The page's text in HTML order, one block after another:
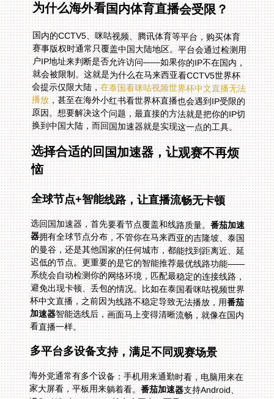
为什么海外看国内体育直播会受限？
国内的CCTV5、咪咕视频、腾讯体育等平台，购买体育
赛事版权时通常只覆盖中国大陆地区。平台会通过检测用
户IP地址来判断是否允许访问——如果你的IP不在国内，
就会被限制。这就是为什么在马来西亚看CCTV5世界杯
会提示仅限大陆，在泰国看咪咕视频世界杯中文直播无法
播放，甚至在海外小红书看世界杯直播也会遇到IP受限的
原因。想要解决这个问题，最直接的方法就是把你的IP切
换到中国大陆，而回国加速器就是实现这一点的工具。
选择合适的回国加速器，让观赛不再烦
恼
全球节点+智能线路，让直播流畅无卡顿
选回国加速器，首先要看节点覆盖和线路质量。番茄加速
器拥有全球节点分布，不管你在马来西亚的吉隆坡、泰国
的曼谷，还是其他国家的任何城市，都能找到距离近、延
迟低的节点。更重要的是它的智能推荐最优线路功能——
系统会自动检测你的网络环境，匹配最稳定的连接线路，
避免出现卡顿、丢包的情况。比如在泰国看咪咕视频世界
杯中文直播，之前因为线路不稳定导致无法播放，用番茄
加速器智能选线后，画面马上变得清晰流畅，就像在国内
看直播一样。
多平台多设备支持，满足不同观赛场景
海外党通常有多个设备：手机用来通勤时看，电脑用来在
家大屏看，平板用来躺着看。番茄加速器支持Android、
iOS、Windows、mac等多个平台，而且一人多端设备同
时用也完全没问题。比如你在马来西亚用电脑看CCTV5
世界杯直播，同时用手机刷小红书看世界杯实时花絮，不
用担心IP受限制——两个设备都能稳定连接国内网络，不
会互相干扰。这样不管你在什么场景下，都能随时打开想